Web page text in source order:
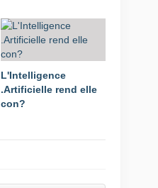
L'Intelligence
.Artificielle rend elle
con?